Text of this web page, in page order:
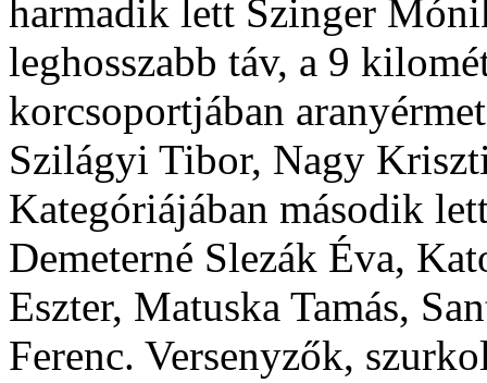
harmadik lett Szinger
leghosszabb táv, a 9
korcsoportjában
Szilágyi Tibor, Nagy
Kategóriájában második
Demeterné Slezák Éva,
Eszter, Matuska Tamás,
Ferenc. Versenyzők,